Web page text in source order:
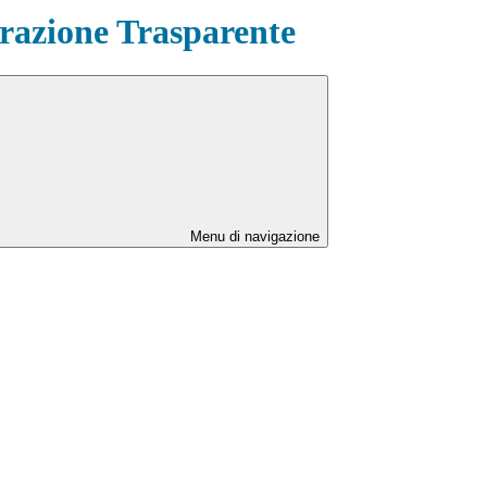
Trasparente
Menu di navigazione